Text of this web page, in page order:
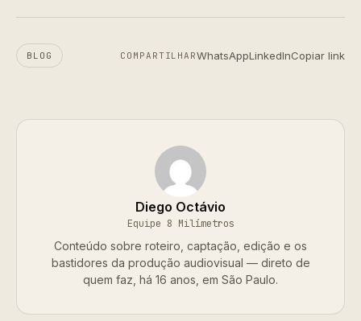
BLOG COMPARTILHARWhatsAppLinkedInCopiar link
Diego Octávio
Equipe 8 Milímetros
Conteúdo sobre roteiro, captação, edição e os
bastidores da produção audiovisual — direto de
quem faz, há 16 anos, em São Paulo.